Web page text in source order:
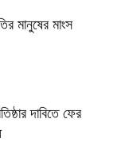
মানুষের মাংস
দাবিতে ফের